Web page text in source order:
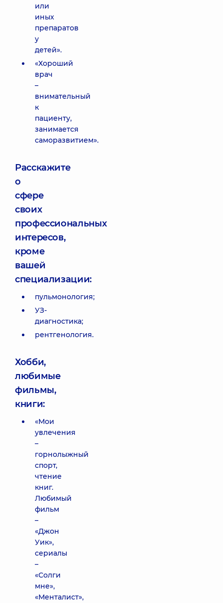
или
иных
препаратов
у
детей».
«Хороший
врач
–
внимательный
к
пациенту,
занимается
саморазвитием».
Расскажите
о
сфере
своих
профессиональных
интересов,
кроме
вашей
специализации:
пульмонология;
УЗ-
диагностика;
рентгенология.
Хобби,
любимые
фильмы,
книги:
«Мои
увлечения
–
горнолыжный
спорт,
чтение
книг.
Любимый
фильм
–
«Джон
Уик»,
сериалы
–
«Солги
мне»,
«Менталист»,